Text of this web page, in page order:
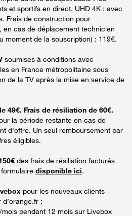
et sportifs en direct. UHD 4K : avec
Frais de construction pour
en cas de déplacement technicien
moment de la souscription) : 119€.
soumises à conditions avec
en France métropolitaine sous
de la TV après la mise en service de
49€. Frais de résiliation de 60€.
la période restante en cas de
d'offre. Un seul remboursement par
éligibles.
des frais de résiliation facturés
disponible ici.
pour les nouveaux clients
:
pendant 12 mois sur Livebox